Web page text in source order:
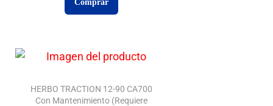
Comprar
HERBO TRACTION 12-90 CA700
Con Mantenimiento (Requiere